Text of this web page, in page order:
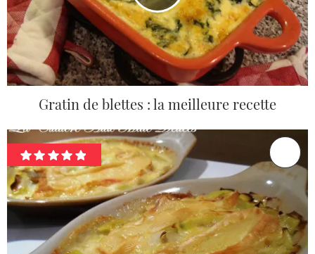
Gratin de blettes : la meilleure recette